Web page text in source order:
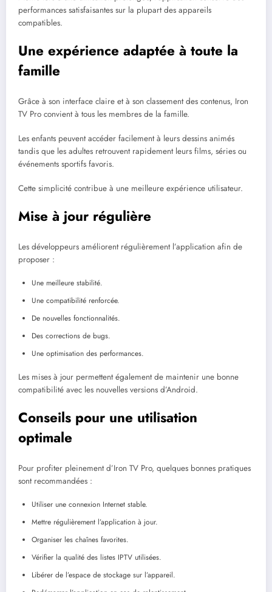
performances satisfaisantes sur la plupart des appareils
compatibles.
Une expérience adaptée à toute la
famille
Grâce à son interface claire et à son classement des contenus, Iron
TV Pro convient à tous les membres de la famille.
Les enfants peuvent accéder facilement à leurs dessins animés
tandis que les adultes retrouvent rapidement leurs films, séries ou
événements sportifs favoris.
Cette simplicité contribue à une meilleure expérience utilisateur.
Mise à jour régulière
Les développeurs améliorent régulièrement l’application afin de
proposer :
Une meilleure stabilité.
Une compatibilité renforcée.
De nouvelles fonctionnalités.
Des corrections de bugs.
Une optimisation des performances.
Les mises à jour permettent également de maintenir une bonne
compatibilité avec les nouvelles versions d’Android.
Conseils pour une utilisation
optimale
Pour profiter pleinement d’Iron TV Pro, quelques bonnes pratiques
sont recommandées :
Utiliser une connexion Internet stable.
Mettre régulièrement l’application à jour.
Organiser les chaînes favorites.
Vérifier la qualité des listes IPTV utilisées.
Libérer de l’espace de stockage sur l’appareil.